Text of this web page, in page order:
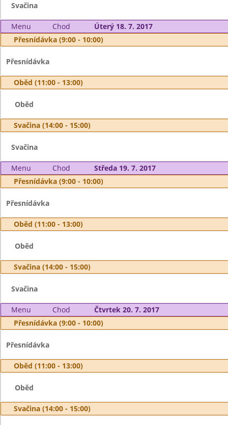
Svačina
Menu Chod
Úterý 18. 7. 2017
Přesnídávka (9:00 - 10:00)
Přesnídávka
Oběd (11:00 - 13:00)
Oběd
Svačina (14:00 - 15:00)
Svačina
Menu Chod
Středa 19. 7. 2017
Přesnídávka (9:00 - 10:00)
Přesnídávka
Oběd (11:00 - 13:00)
Oběd
Svačina (14:00 - 15:00)
Svačina
Menu Chod
Čtvrtek 20. 7. 2017
Přesnídávka (9:00 - 10:00)
Přesnídávka
Oběd (11:00 - 13:00)
Oběd
Svačina (14:00 - 15:00)